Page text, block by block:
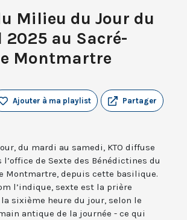
Milieu du Jour du
au Sacré-
Montmartre
Partager
Ajouter à ma playlist
du mardi au samedi, KTO diffuse
l’office de Sexte des Bénédictines du
Montmartre, depuis cette basilique.
l’indique, sexte est la prière
sixième heure du jour, selon le
antique de la journée - ce qui